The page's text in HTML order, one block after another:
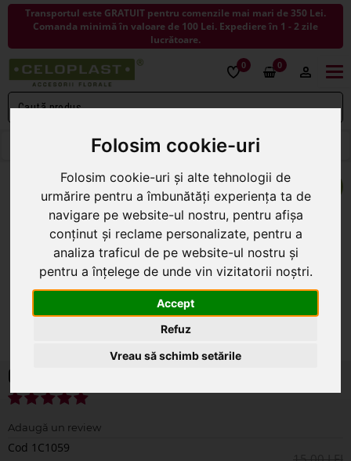
Folosim cookie-uri
Folosim cookie-uri și alte tehnologii de
urmărire pentru a îmbunătăți experiența ta de
navigare pe website-ul nostru, pentru afișa
conținut și reclame personalizate, pentru a
analiza traficul de pe website-ul nostru și
pentru a înțelege de unde vin vizitatorii noștri.
Accept
Refuz
Vreau să schimb setările
Transportul este GRATUIT pentru comenzile mai mari de 350 Lei.
Comanda minimă în valoare de 100 Lei. Expediere în 1 - 2 zile
lucrătoare.
0 0
< ÎNAPOI LA AMBALAJE PENTRU FLORI
Coli hartie color pentru flori set 15 buc
Cod 1C1059